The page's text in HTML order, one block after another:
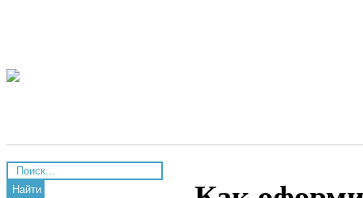
Найти